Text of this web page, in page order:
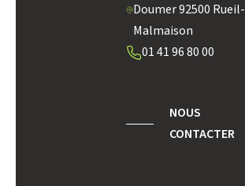
Doumer 92500 Rueil-
Malmaison
01 41 96 80 00
NOUS
CONTACTER